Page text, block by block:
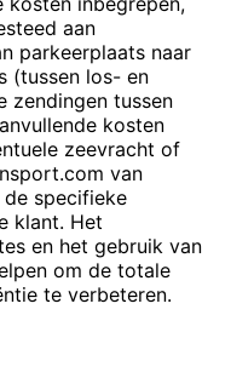
aan
parkeerplaats naar
(tussen los- en
zendingen tussen
kosten
zeevracht of
van
specifieke
klant. Het
en het gebruik van
om de totale
te verbeteren.